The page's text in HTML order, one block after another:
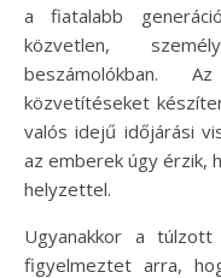
a fiatalabb
közvetlen,
beszámolókban.
közvetítéseket
valós idejű időjárási
az emberek úgy érzik,
helyzettel.
Ugyanakkor a
figyelmeztet arra,